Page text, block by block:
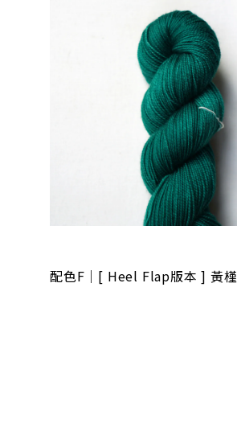
配色F｜[ Heel Flap版本 ] 黃槿